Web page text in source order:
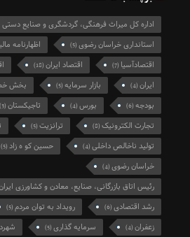
اداره کل میراث فرهنگی، گردشگری و صنایع
استانداری خراسان رضوی(5) اظهارنامه
اقتصادآسیا (7) اقتصاد ایران(18)
ایران(4) بازار سرمایه(5) بخش
بودجه(6) بورس(4) تاجیکستان(3)
تجارت الکترونیک(8) ترانزیت(5)
تولید ناخالص داخلی(4) حسین کو ه زاد(5)
خراسان رضوی(4)
رئیس اتاق بازرگانی، صنایع، معادن و کشاورزی
رشد اقتصادی(6) رویداد به توان مردم(5)
زعفران(4) سرمایه گذاری(5)